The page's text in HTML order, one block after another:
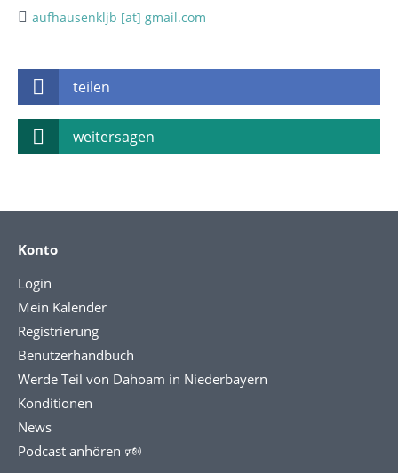
aufhausenkljb [at] gmail.com
teilen
weitersagen
Konto
Login
Mein Kalender
Registrierung
Benutzerhandbuch
Werde Teil von Dahoam in Niederbayern
Konditionen
News
Podcast anhören 🕬